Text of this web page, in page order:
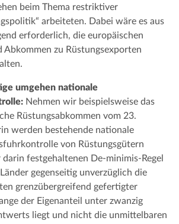
beim Thema restriktiver
arbeiteten. Dabei wäre es aus
erforderlich, die europäischen
Abkommen zu Rüstungsexporten
umgehen nationale
Nehmen wir beispielsweise das
Rüstungsabkommen vom 23.
werden bestehende nationale
von Rüstungsgütern
festgehaltenen De-minimis-Regel
gegenseitig unverzüglich die
grenzübergreifend gefertigter
der Eigenanteil unter zwanzig
liegt und nicht die unmittelbaren